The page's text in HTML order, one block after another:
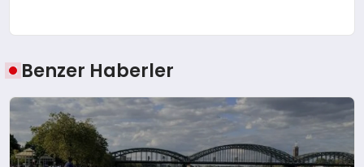
Benzer Haberler